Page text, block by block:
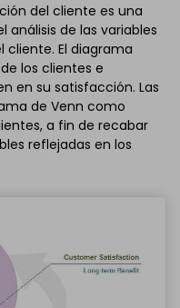
del cliente es una
de las variables
El diagrama
los clientes e
en su satisfacción. Las
de Venn como
a fin de recabar
reflejadas en los